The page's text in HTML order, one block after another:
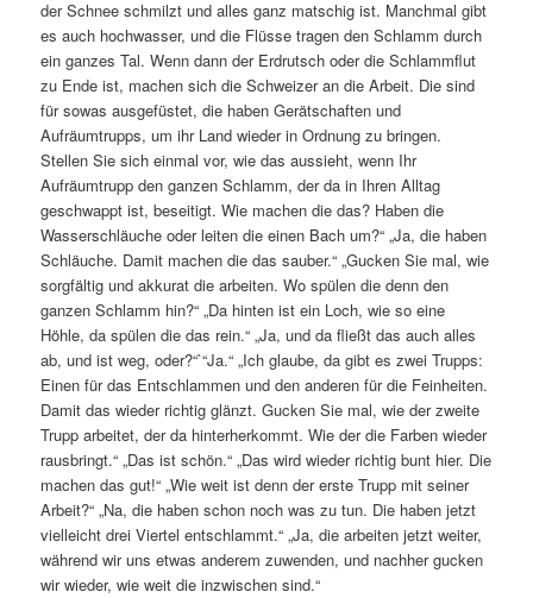
der Schnee schmilzt und alles ganz matschig ist. Manchmal gibt
es auch hochwasser, und die Flüsse tragen den Schlamm durch
ein ganzes Tal. Wenn dann der Erdrutsch oder die Schlammflut
zu Ende ist, machen sich die Schweizer an die Arbeit. Die sind
für sowas ausgefüstet, die haben Gerätschaften und
Aufräumtrupps, um ihr Land wieder in Ordnung zu bringen.
Stellen Sie sich einmal vor, wie das aussieht, wenn Ihr
Aufräumtrupp den ganzen Schlamm, der da in Ihren Alltag
geschwappt ist, beseitigt. Wie machen die das? Haben die
Wasserschläuche oder leiten die einen Bach um?“ „Ja, die haben
Schläuche. Damit machen die das sauber.“ „Gucken Sie mal, wie
sorgfältig und akkurat die arbeiten. Wo spülen die denn den
ganzen Schlamm hin?“ „Da hinten ist ein Loch, wie so eine
Höhle, da spülen die das rein.“ „Ja, und da fließt das auch alles
ab, und ist weg, oder?“`“Ja.“ „Ich glaube, da gibt es zwei Trupps:
Einen für das Entschlammen und den anderen für die Feinheiten.
Damit das wieder richtig glänzt. Gucken Sie mal, wie der zweite
Trupp arbeitet, der da hinterherkommt. Wie der die Farben wieder
rausbringt.“ „Das ist schön.“ „Das wird wieder richtig bunt hier. Die
machen das gut!“ „Wie weit ist denn der erste Trupp mit seiner
Arbeit?“ „Na, die haben schon noch was zu tun. Die haben jetzt
vielleicht drei Viertel entschlammt.“ „Ja, die arbeiten jetzt weiter,
während wir uns etwas anderem zuwenden, und nachher gucken
wir wieder, wie weit die inzwischen sind.“